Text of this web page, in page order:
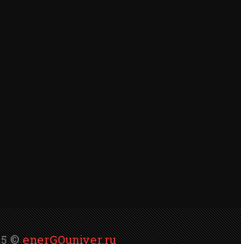
©enerGOuniver.ru